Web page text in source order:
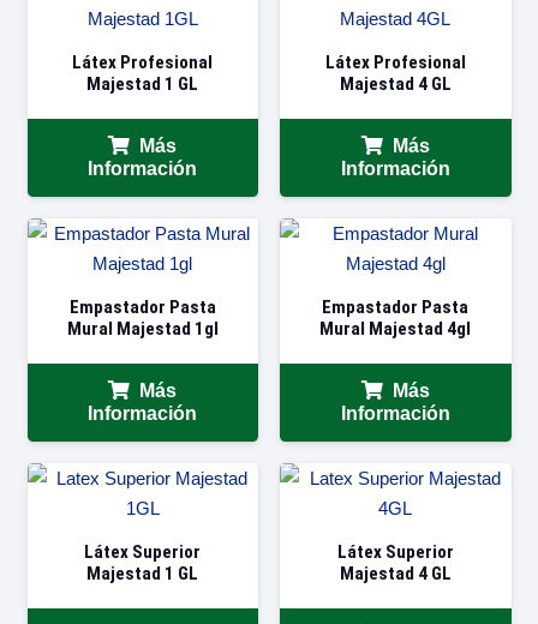
Látex Profesional
Majestad 1 GL
Más
Información
Látex Profesional
Majestad 4 GL
Más
Información
Empastador Pasta
Mural Majestad 1gl
Más
Información
Empastador Pasta
Mural Majestad 4gl
Más
Información
Látex Superior
Majestad 1 GL
Látex Superior
Majestad 4 GL